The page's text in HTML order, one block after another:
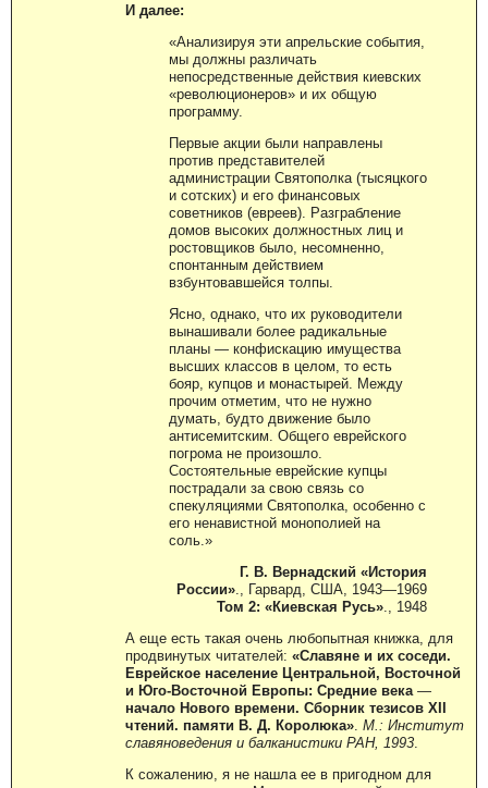
И далее:
«Анализируя эти апрельские события,
мы должны различать
непосредственные действия киевских
«революционеров» и их общую
программу.
Первые акции были направлены
против представителей
администрации Святополка (тысяцкого
и сотских) и его финансовых
советников (евреев). Разграбление
домов высоких должностных лиц и
ростовщиков было, несомненно,
спонтанным действием
взбунтовавшейся толпы.
Ясно, однако, что их руководители
вынашивали более радикальные
планы — конфискацию имущества
высших классов в целом, то есть
бояр, купцов и монастырей. Между
прочим отметим, что не нужно
думать, будто движение было
антисемитским. Общего еврейского
погрома не произошло.
Состоятельные еврейские купцы
пострадали за свою связь со
спекуляциями Святополка, особенно с
его ненавистной монополией на
соль.»
Г. В. Вернадский «История
России» ., Гарвард, США, 1943—1969
Том 2: «Киевская Русь» ., 1948
А еще есть такая очень любопытная книжка, для
продвинутых читателей: «Славяне и их соседи.
Еврейское население Центральной, Восточной
и Юго-Восточной Европы: Средние века —
начало Нового времени. Сборник тезисов XII
чтений. памяти В. Д. Королюка» М.: Институт
славяноведения и балканистики РАН, 1993
К сожалению, я не нашла ее в пригодном для